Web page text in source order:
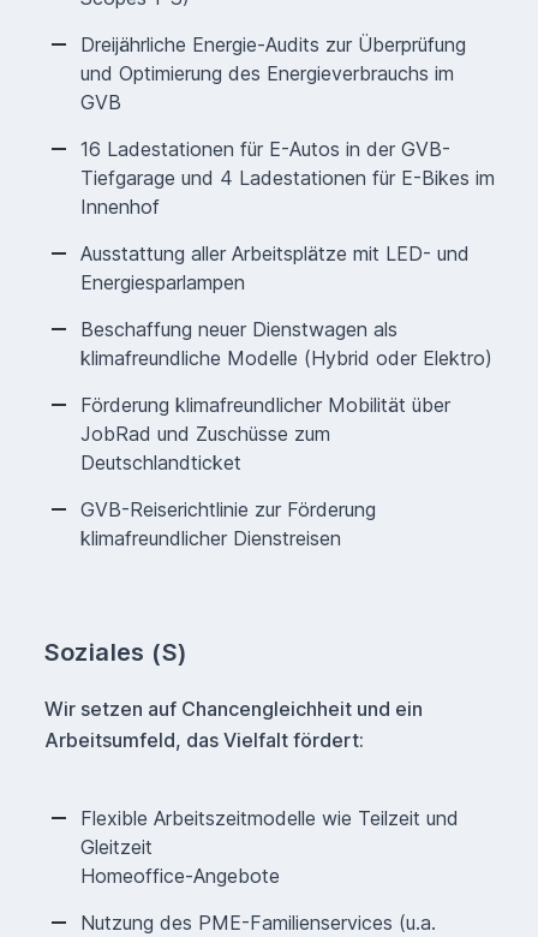
Dreijährliche Energie-Audits zur Überprüfung
und Optimierung des Energieverbrauchs im
GVB
16 Ladestationen für E-Autos in der GVB-
Tiefgarage und 4 Ladestationen für E-Bikes im
Innenhof
Ausstattung aller Arbeitsplätze mit LED- und
Energiesparlampen
Beschaffung neuer Dienstwagen als
klimafreundliche Modelle (Hybrid oder Elektro)
Förderung klimafreundlicher Mobilität über
JobRad und Zuschüsse zum
Deutschlandticket
GVB-Reiserichtlinie zur Förderung
klimafreundlicher Dienstreisen
Soziales (S)
Wir setzen auf Chancengleichheit und ein
Arbeitsumfeld, das Vielfalt fördert:
Flexible Arbeitszeitmodelle wie Teilzeit und
Gleitzeit
Homeoffice-Angebote
Nutzung des PME-Familienservices (u.a.